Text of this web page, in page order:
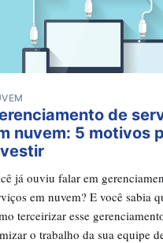
de
nuvem: 5 motivos
já ouviu falar em
em nuvem? E você sabia
terceirizar esse
o trabalho da sua equipe